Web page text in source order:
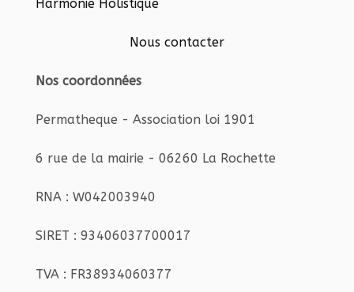
Harmonie Holistique
Nous contacter
Nos coordonnées
Permatheque - Association loi 1901
6 rue de la mairie - 06260 La Rochette
RNA : W042003940
SIRET : 93406037700017
TVA : FR38934060377